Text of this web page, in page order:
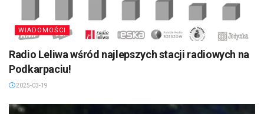
WIADOMOŚCI
Radio Leliwa wśród najlepszych stacji radiowych na
Podkarpaciu!
2025-03-19